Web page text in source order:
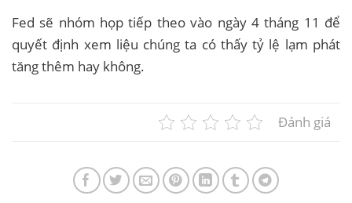
Fed sẽ nhóm họp tiếp theo vào ngày 4 tháng 11 để
quyết định xem liệu chúng ta có thấy tỷ lệ lạm phát
tăng thêm hay không.
Đánh giá